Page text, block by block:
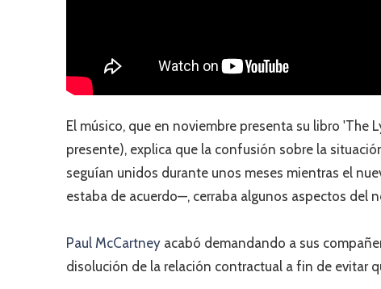
El músico, que en noviembre presenta su libro 'The
presente), explica que la confusión sobre la
seguían unidos durante unos meses mientras el
estaba de acuerdo—, cerraba algunos aspectos del
Paul McCartney acabó demandando a sus
disolución de la relación contractual a fin de evitar